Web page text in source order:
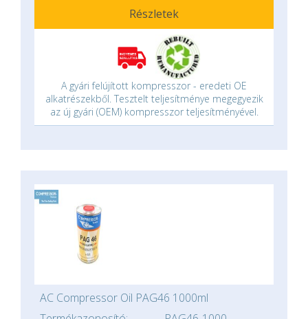
Részletek
A gyári felújított kompresszor - eredeti OE
alkatrészekből. Tesztelt teljesítménye megegyezik
az új gyári (OEM) kompresszor teljesítményével.
AC Compressor Oil PAG46 1000ml